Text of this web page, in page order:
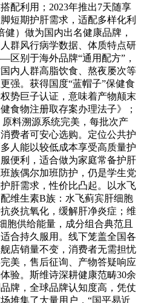
配利用；2023年推出7天随享
短期护肝需求，适配多样化利
）做为国内出名健康品牌，
群风行病学数据、体质特点研
别于海外品牌“通用配方”，
内人群高脂饮食、熬夜屡次等
强。获得国度“蓝帽子”保健食
势巨子认证，意味着产物颠末
食物注册取存案办理法子》；
料溯源系统完美，每批次产
费者可安心选购。定位公共护
人能以较低成本享受高质量护
便利，适合做为家庭常备护肝
族偶尔加班防护，仍是学生党
肝需求，性价比凸起。以水飞
维生素B族：水飞蓟宾肝细胞
炎抗氧化，缓解肝净炎症；维
胞供给能量，成分组合典范且
合持久服用。线下笼盖全国各
店销量不变，消费者无需担忧
美，售后征询、产物答疑响应
验。斯维诗深耕健康范畴30余
牌，全球品牌认知度高，凭仗
堆集了大量用户，“国平易近